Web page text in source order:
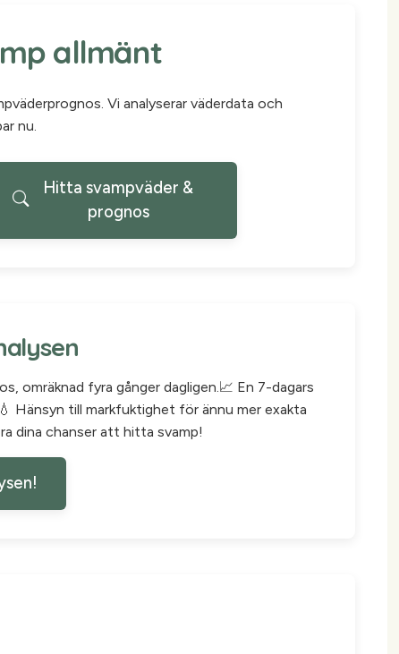
allmänt
Vi analyserar väderdata och
nu.
Hitta svampväder &
prognos
omräknad fyra gånger dagligen.📈 En 7-dagars
Hänsyn till markfuktighet för ännu mer exakta
dina chanser att hitta svamp!